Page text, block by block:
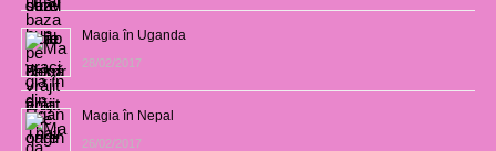
Magia în Uganda
28/02/2017
Magia în Nepal
26/02/2017